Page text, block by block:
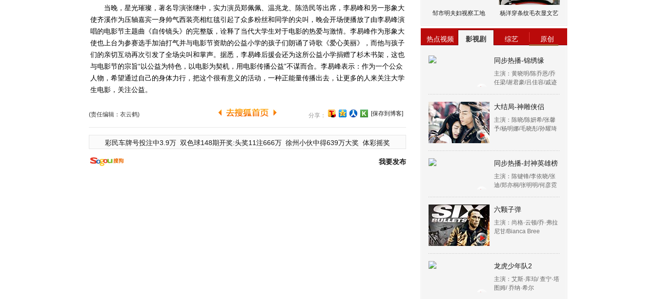
当晚，星光璀璨，著名导演张继中，实力演员郑佩佩、温兆龙、陈浩民等出席，李易峰和另一形象大
使齐溪作为压轴嘉宾一身帅气西装亮相红毯引起了众多粉丝和同学的尖叫，晚会开场便播放了由李易峰演
唱的电影节主题曲《自传镜头》的完整版，诠释了当代大学生对于电影的热爱与激情。李易峰作为形象大
使也上台为参赛选手加油打气并与电影节资助的公益小学的孩子们朗诵了诗歌《爱心美丽》，而他与孩子
们的亲切互动再次引发了全场尖叫和掌声。据悉，李易峰后援会还为这所公益小学捐赠了杉木书架，这也
与电影节的宗旨“以公益为特色，以电影为契机，用电影传播公益”不谋而合。李易峰表示：作为一个公众
人物，希望通过自己的身体力行，把这个很有意义的活动，一种正能量传播出去，让更多的人来关注大学
生电影，关注公益。
(责任编辑：衣云鹤) 分享： [保存到博客]
彩民车牌号投注中3.9万 双色球148期开奖:头奖11注666万 徐州小伙中得639万大奖 体彩摇奖
我要发布
邹市明夫妇视察工地 杨洋穿条纹毛衣显文艺
热点视频 影视剧 综艺 原创
同步热播-锦绣缘
主演：黄晓明/陈乔恩/乔
任梁/谢君豪/吕佳容/戚迹
大结局-神雕侠侣
主演：陈晓/陈妍希/张馨
予/杨明娜/毛晓彤/孙耀琦
同步热播-封神英雄榜
主演：陈键锋/李依晓/张
迪/郑亦桐/张明明/何彦霓
六颗子弹
主演：尚格·云顿/乔·弗拉
尼甘/Bianca Bree
龙虎少年队2
主演：艾斯·库珀/ 查宁·塔
图姆/ 乔纳·希尔